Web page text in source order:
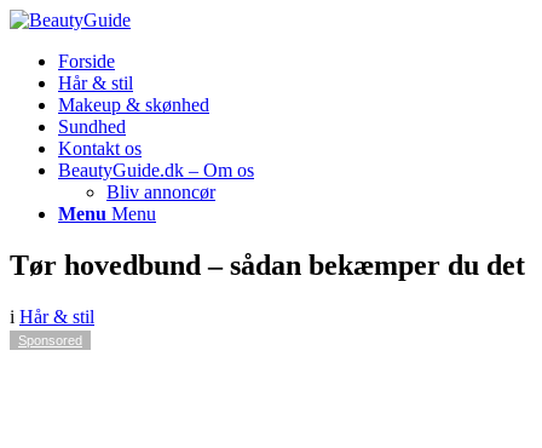
Forside
Hår & stil
Makeup & skønhed
Sundhed
Kontakt os
BeautyGuide.dk – Om os
Bliv annoncør
Menu Menu
Tør hovedbund – sådan bekæmper du det
i Hår & stil
Sponsored